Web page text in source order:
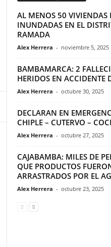
AL MENOS 50 VIVIENDAS
INUNDADAS EN EL
RAMADA
Alex Herrera - noviembre 5, 2025
BAMBAMARCA: 2
HERIDOS EN ACCIDENTE
Alex Herrera - octubre 30, 2025
DECLARAN EN
CHIPLE – CUTERVO –
Alex Herrera - octubre 27, 2025
CAJABAMBA: MILES DE
QUE PRODUCTOS
ARRASTRADOS POR EL
Alex Herrera - octubre 23, 2025